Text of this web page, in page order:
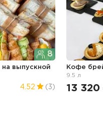
8
на выпускной
4.52 (3)
Кофе
9.5 л
13 320